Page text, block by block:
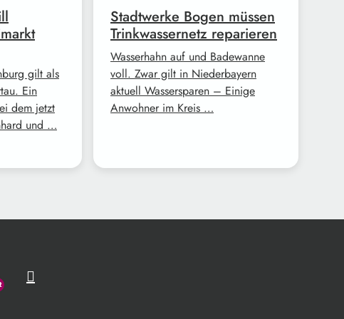
gilt als
Ein
dem jetzt
und …
Stadtwerke Bogen müssen
Trinkwassernetz reparieren
Wasserhahn auf und Badewanne
voll. Zwar gilt in Niederbayern
aktuell Wassersparen – Einige
Anwohner im Kreis …